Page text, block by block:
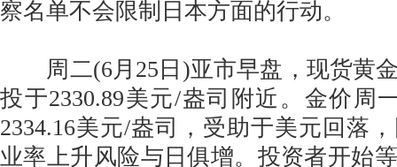
察名单不会限制日本方面的行动。
周二(6月25日)亚市早盘，现货黄
投于2330.89美元/盎司附近。金价周
2334.16美元/盎司，受助于美元回落
业率上升风险与日俱增。投资者开始